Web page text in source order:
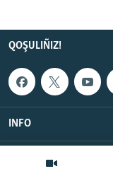
QOŞULIÑIZ!
INFO